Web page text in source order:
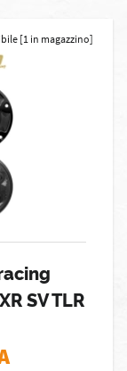
[1 in magazzino]
SV TLR